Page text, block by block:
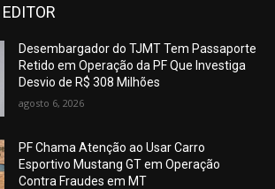
Desembargador do TJMT Tem Passaporte
Retido em Operação da PF Que Investiga
Desvio de R$ 308 Milhões
agosto 6, 2026
PF Chama Atenção ao Usar Carro
Esportivo Mustang GT em Operação
Contra Fraudes em MT